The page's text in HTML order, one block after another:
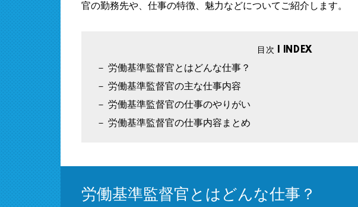
官の勤務先や、仕事の特徴、魅力などについてご紹介します。
労働基準監督官とはどんな仕事？
労働基準監督官の主な仕事内容
労働基準監督官の仕事のやりがい
労働基準監督官の仕事内容まとめ
労働基準監督官とはどんな仕事？